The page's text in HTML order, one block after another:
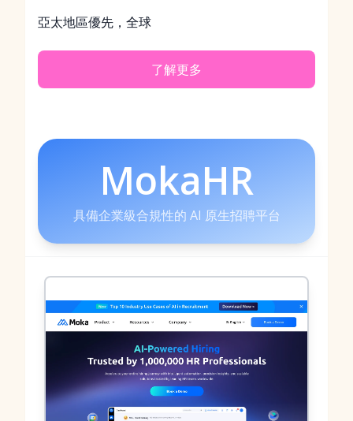
亞太地區優先，全球
了解更多
MokaHR
具備企業級合規性的 AI 原生招聘平台